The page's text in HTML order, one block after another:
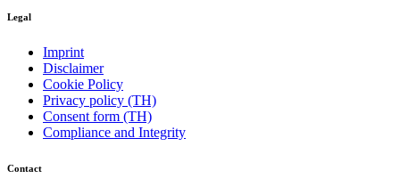
Legal
Imprint
Disclaimer
Cookie Policy
Privacy policy (TH)
Consent form (TH)
Compliance and Integrity
Contact